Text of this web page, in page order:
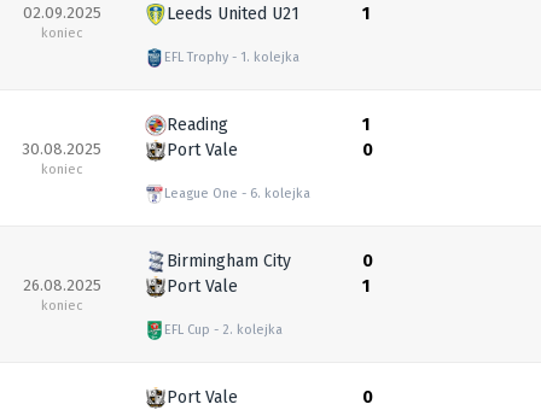
02.09.2025
koniec
Leeds United U21
EFL Trophy 1. kolejka
1
30.08.2025
koniec
Reading
Port Vale
League One 6. kolejka
1
0
26.08.2025
koniec
Birmingham City
Port Vale
EFL Cup 2. kolejka
0
1
Port Vale
0